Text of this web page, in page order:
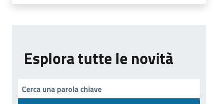
Esplora tutte le novità